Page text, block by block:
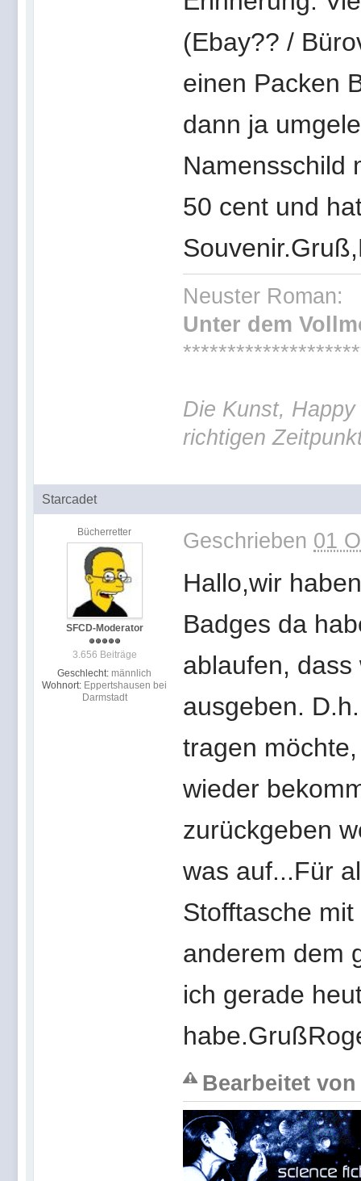
(Ebay?? /
einen Packen
dann ja
Namensschild
50 cent und
Neuster Roman:
Unter dem
Die Kunst,
richtigen
Starcadet
Bücherretter
SFCD-Moderator
3.656 Beiträge
Geschlecht: männlich
Wohnort: Eppertshausen bei
Darmstadt
Geschrieben 01
Hallo,wir
Badges da
ablaufen,
ausgeben.
tragen
wieder
zurückgeben
was auf...Für
Stofftasche
anderem dem
ich gerade
Bearbeitet von